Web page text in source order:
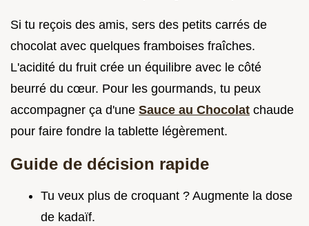
Si tu reçois des amis, sers des petits carrés de
chocolat avec quelques framboises fraîches.
L'acidité du fruit crée un équilibre avec le côté
beurré du cœur. Pour les gourmands, tu peux
accompagner ça d'une Sauce au Chocolat chaude
pour faire fondre la tablette légèrement.
Guide de décision rapide
Tu veux plus de croquant ? Augmente la dose
de kadaïf.